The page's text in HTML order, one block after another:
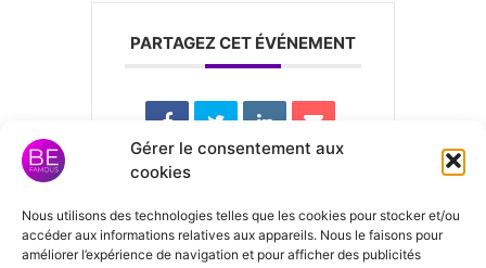
Gérer le consentement aux
cookies
Nous utilisons des technologies telles que les cookies pour stocker et/ou
accéder aux informations relatives aux appareils. Nous le faisons pour
améliorer l’expérience de navigation et pour afficher des publicités
PARTAGEZ CET ÉVÉNEMENT
Laisser un